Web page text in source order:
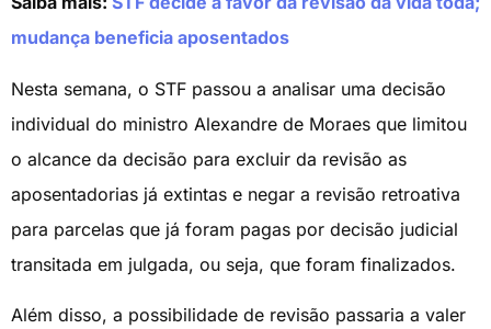
mudança beneficia aposentados
Nesta semana, o STF passou a analisar uma decisão
individual do ministro Alexandre de Moraes que limitou
o alcance da decisão para excluir da revisão as
aposentadorias já extintas e negar a revisão retroativa
para parcelas que já foram pagas por decisão judicial
transitada em julgada, ou seja, que foram finalizados.
Além disso, a possibilidade de revisão passaria a valer